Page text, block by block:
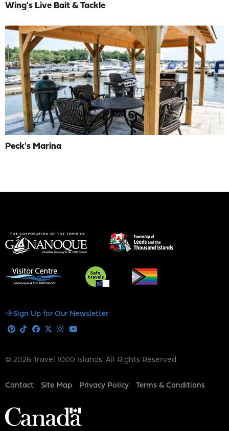
Wing's Live Bait & Tackle
Peck's Marina
Social
Sign Up for Our Newsletter
Pinterest
TiktokFacebook
X Instagram
© 2026 Travel 1000 Islands. All Rights Reserved.
Footer
Contact Site Map Privacy Policy Terms & Conditions